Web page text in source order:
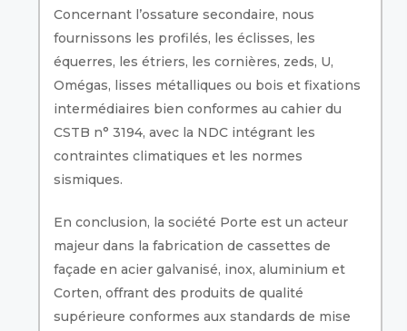
Concernant l’ossature secondaire, nous
fournissons les profilés, les éclisses, les
équerres, les étriers, les cornières, zeds, U,
Omégas, lisses métalliques ou bois et fixations
intermédiaires bien conformes au cahier du
CSTB n° 3194, avec la NDC intégrant les
contraintes climatiques et les normes
sismiques.
En conclusion, la société Porte est un acteur
majeur dans la fabrication de cassettes de
façade en acier galvanisé, inox, aluminium et
Corten, offrant des produits de qualité
supérieure conformes aux standards de mise